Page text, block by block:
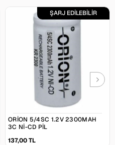
ORION 5/4SC 1.2V 2300MAH
3C NI-CD PIL
137,00 TL
ŞARJ EDİLEBİLİR